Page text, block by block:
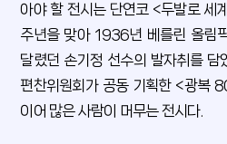
아야 할 전시는 단연코 <두발로 세
주년을 맞아 1936년 베를린 올림
달렸던 손기정 선수의 발자취를 담
편찬위원회가 공동 기획한 <광복
이어 많은 사람이 머무는 전시다.